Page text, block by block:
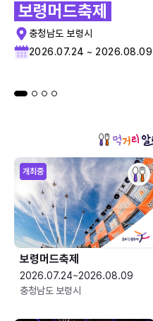
보령머드축제
충청남도 보령시
2026.07.24 ~ 2026.08.09
개최중
보령머드축제
2026.07.24~2026.08.09
충청남도 보령시